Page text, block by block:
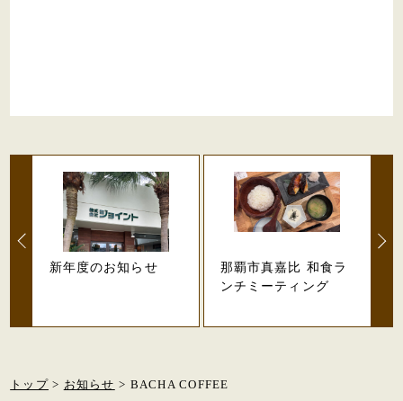
新年度のお知らせ
那覇市真嘉比 和食ラ
ンチミーティング
トップ> お知らせ > BACHA COFFEE